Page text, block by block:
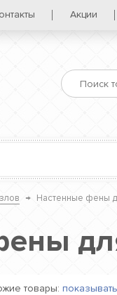
Акции
→ Настенные фены
товары: